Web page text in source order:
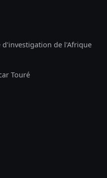
de l'Afrique
Touré